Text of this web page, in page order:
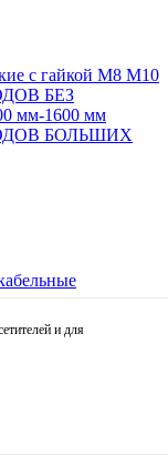
с гайкой М8 М10
БЕЗ
мм-1600 мм
БОЛЬШИХ
строительные
пистолет-
тарельчатые
и для